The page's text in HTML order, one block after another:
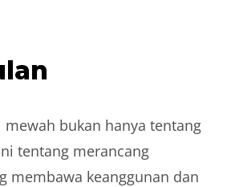
mewah bukan hanya tentang
tentang merancang
membawa keanggunan dan